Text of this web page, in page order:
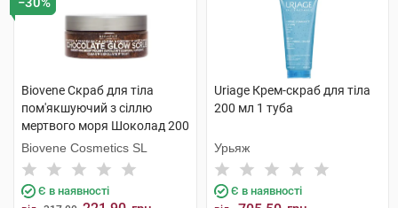
Biovene Скраб для тіла
пом'якшуючий з сіллю
мертвого моря Шоколад 200
г 1 банка
Biovene Cosmetics SL
Є в наявності
Uriage Крем-скраб для тіла
200 мл 1 туба
Урьяж
Є в наявності